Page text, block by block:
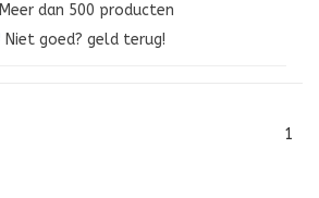
Meer dan 500 producten
Niet goed? geld terug!
1